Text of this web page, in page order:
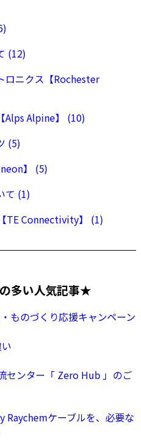
(12)
ロニクス【Rochester
Alps Alpine】 (10)
(5)
】 (5)
て (1)
TE Connectivity】 (1)
多い人気記事★
ものづくり応援キャンペーン
センター「 Zero Hub 」のご
Raychemケーブルを、必要な